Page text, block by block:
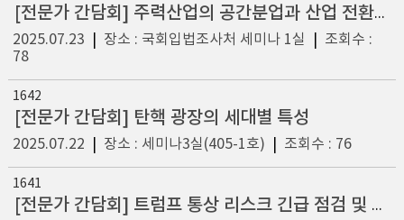
[전문가 간담회] 주력산업의 공간분업과 산업 전환을 위한 지역혁신 전략
2025.07.23
장소 : 국회입법조사처 세미나 1실
조회수 :
78
1642
[전문가 간담회] 탄핵 광장의 세대별 특성
2025.07.22 장소 : 세미나3실(405-1호) 조회수 : 76
1641
[전문가 간담회] 트럼프 통상 리스크 긴급 점검 및 대응 방안 모색